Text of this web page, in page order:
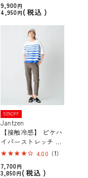
9,900
4,950
税込
50%OFF
Jantzen
【接触冷感】 ピケハ
イパーストレッチ ク
ロップドパンツ
4.00 （1）
7,700
3,850
税込